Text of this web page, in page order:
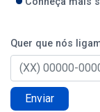
Quer que nós
Enviar